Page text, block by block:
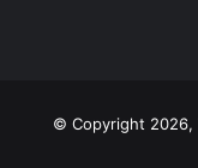
© Copyright